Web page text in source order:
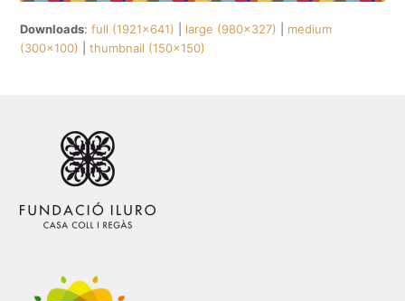
Downloads:full (1921x641) large (980x327)
medium
(300x100) |thumbnail (150x150)